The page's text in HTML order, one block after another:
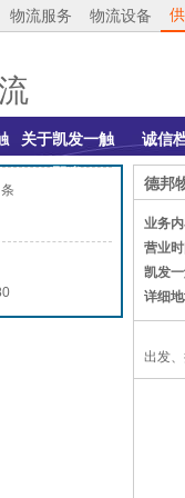
物流服务 物流设备
关于凯发一触
即发
诚信
条
德邦
业务内
营业时
凯发
详细地
出